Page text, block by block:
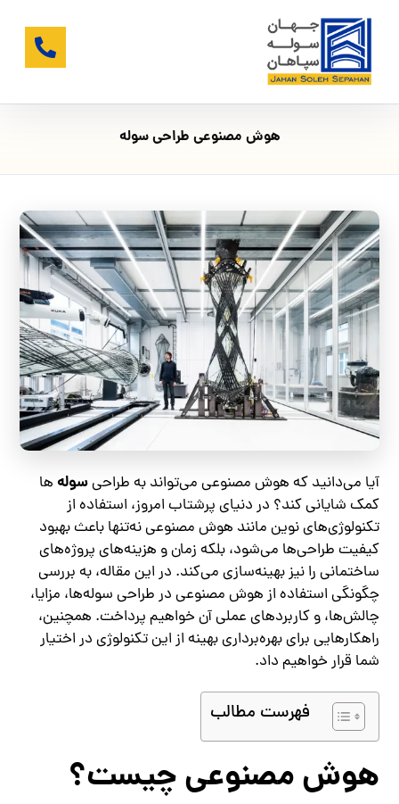
هوش مصنوعی طراحی سوله
آیا می‌دانید که هوش مصنوعی می‌تواند به طراحیسوله‌ها
کمک شایانی کند؟ در دنیای پرشتاب امروز، استفاده از
تکنولوژی‌های نوین مانند هوش مصنوعی نه‌تنها باعث بهبود
کیفیت طراحی‌ها می‌شود، بلکه زمان و هزینه‌های پروژه‌های
ساختمانی را نیز بهینه‌سازی می‌کند. در این مقاله، به بررسی
چگونگی استفاده از هوش مصنوعی در طراحی سوله‌ها، مزایا،
چالش‌ها، و کاربردهای عملی آن خواهیم پرداخت. همچنین،
راهکارهایی برای بهره‌برداری بهینه از این تکنولوژی در اختیار
شما قرار خواهیم داد.
فهرست مطالب
هوش مصنوعی چیست؟